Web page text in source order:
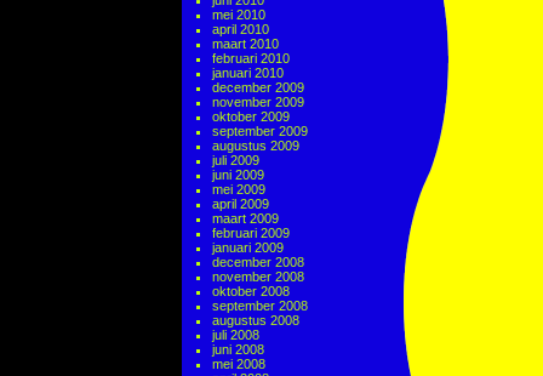
mei 2010
april 2010
maart 2010
februari 2010
januari 2010
december 2009
november 2009
oktober 2009
september 2009
augustus 2009
juli 2009
juni 2009
mei 2009
april 2009
maart 2009
februari 2009
januari 2009
december 2008
november 2008
oktober 2008
september 2008
augustus 2008
juli 2008
juni 2008
mei 2008